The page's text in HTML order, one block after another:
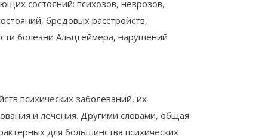
состояний: психозов, неврозов,
бредовых расстройств,
болезни Альцгеймера, нарушений
психических заболеваний, их
и лечения. Другими словами, общая
для большинства психических